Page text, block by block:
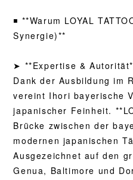
◾️ **Warum LOYAL
Synergie)**
➤ **Expertise &
Dank der Ausbildung im
vereint Ihori bayerische
japanischer Feinheit.
Brücke zwischen der
modernen japanischen
Ausgezeichnet auf den
Genua, Baltimore und